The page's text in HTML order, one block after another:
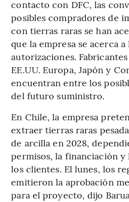
contacto con DFC, las
posibles compradores de
con tierras raras se han
que la empresa se acerca
autorizaciones.
EE.UU. Europa, Japón y
encuentran entre los
del futuro suministro.
En Chile, la empresa
extraer tierras raras
de arcilla en 2028,
permisos, la financiación y
los clientes. El lunes, los
emitieron la aprobación
para el proyecto, dijo